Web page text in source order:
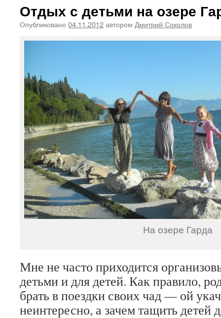
Отдых с детьми на озере
Опубликовано 04.11.2012автором Дмитрий Соколов
На озере Гарда
Мне не часто приходится
детьми и для детей. Как правило,
брать в поездки своих чад — ой
неинтересно, а зачем тащить детей